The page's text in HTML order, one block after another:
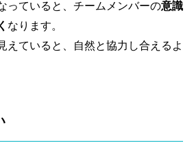
っていると、チームメンバーの意識
なります。
えていると、自然と協力し合えるよ